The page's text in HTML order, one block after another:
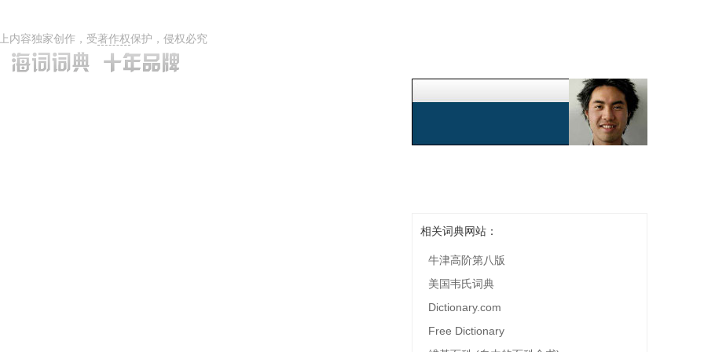
内容独家创作，受著作权保护，侵权必究
相关词典网站：
牛津高阶第八版
美国韦氏词典
Dictionary.com
Free Dictionary